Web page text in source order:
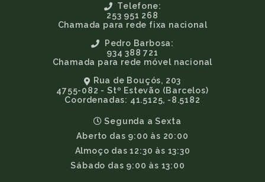
Telefone:
253 951 268
Chamada para rede fixa nacional
Pedro Barbosa:
934 388 721
Chamada para rede móvel nacional
Rua de Bouçós, 203
4755-082 - Stº Estevão (Barcelos)
Coordenadas: 41.5125, -8.5182
Segunda a Sexta
Aberto das 9:00 às 20:00
Almoço das 12:30 às 13:30
Sábado das 9:00 às 13:00